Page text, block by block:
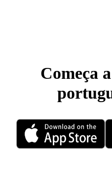
Começa